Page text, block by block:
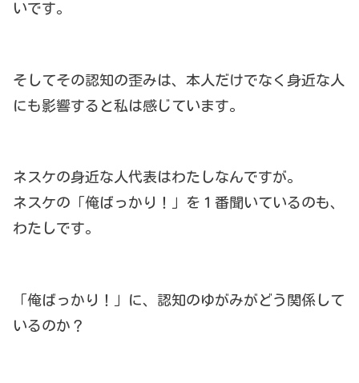
いです。
そしてその認知の歪みは、本人だけでなく身近な人
にも影響すると私は感じています。
ネスケの身近な人代表はわたしなんですが。
ネスケの「俺ばっかり！」を１番聞いているのも、
わたしです。
「俺ばっかり！」に、認知のゆがみがどう関係して
いるのか？